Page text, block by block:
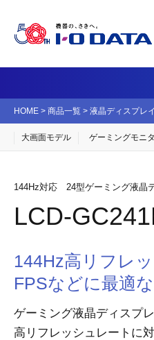
HOME > 商品一覧 > 液晶ディスプレ
大画面モデル ゲーミングモニ
144Hz対応 24型ゲーミング液晶
LCD-
144Hz高リフレ
FPSなどに最適
ゲーミング液晶ディスプ
高リフレッシュレートに